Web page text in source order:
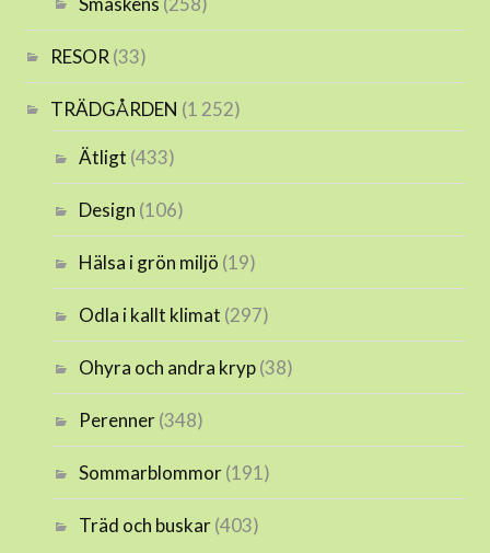
RESOR (33)
TRÄDGÅRDEN (1 252)
Ätligt (433)
Design (106)
Hälsa i grön miljö (19)
Odla i kallt klimat (297)
Ohyra och andra kryp(38)
Perenner(348)
Sommarblommor(191)
Träd och buskar(403)